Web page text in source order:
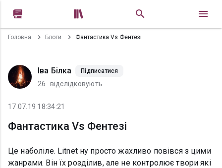
 
Головна Блоги Фантастика Vs Фентезі
Іва Білка Підписатися
26 відслідковують
17.07.19 18:34:21
Фантастика Vs Фентезі
Це наболіле. Litnet ну просто жахливо повівся з цими
жанрами. Він їх розділив, але не контролює твори які